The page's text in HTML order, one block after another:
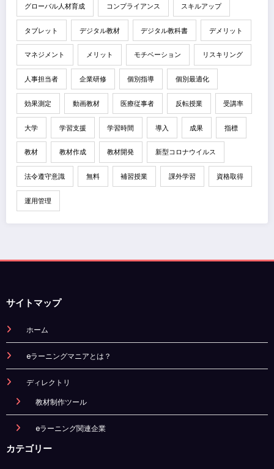
グローバル人材育成 コンプライアンス スキルアップ
タブレット デジタル教材 デジタル教科書 デメリット
マネジメント メリット モチベーション リスキリング
人事担当者 企業研修 個別指導 個別最適化
効果測定 動画教材 医療従事者 反転授業 受講率
大学 学習支援 学習時間 導入 成果 指標
教材 教材作成 教材開発 新型コロナウイルス
法令遵守意識 無料 補習授業 課外学習 資格取得
運用管理
サイトマップ
ホーム
eラーニングマニアとは？
ディレクトリ
教材制作ツール
eラーニング関連企業
カテゴリー